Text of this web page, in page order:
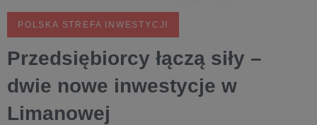
POLSKA STREFA INWESTYCJI
Przedsiębiorcy łączą siły –
dwie nowe inwestycje w
Limanowej